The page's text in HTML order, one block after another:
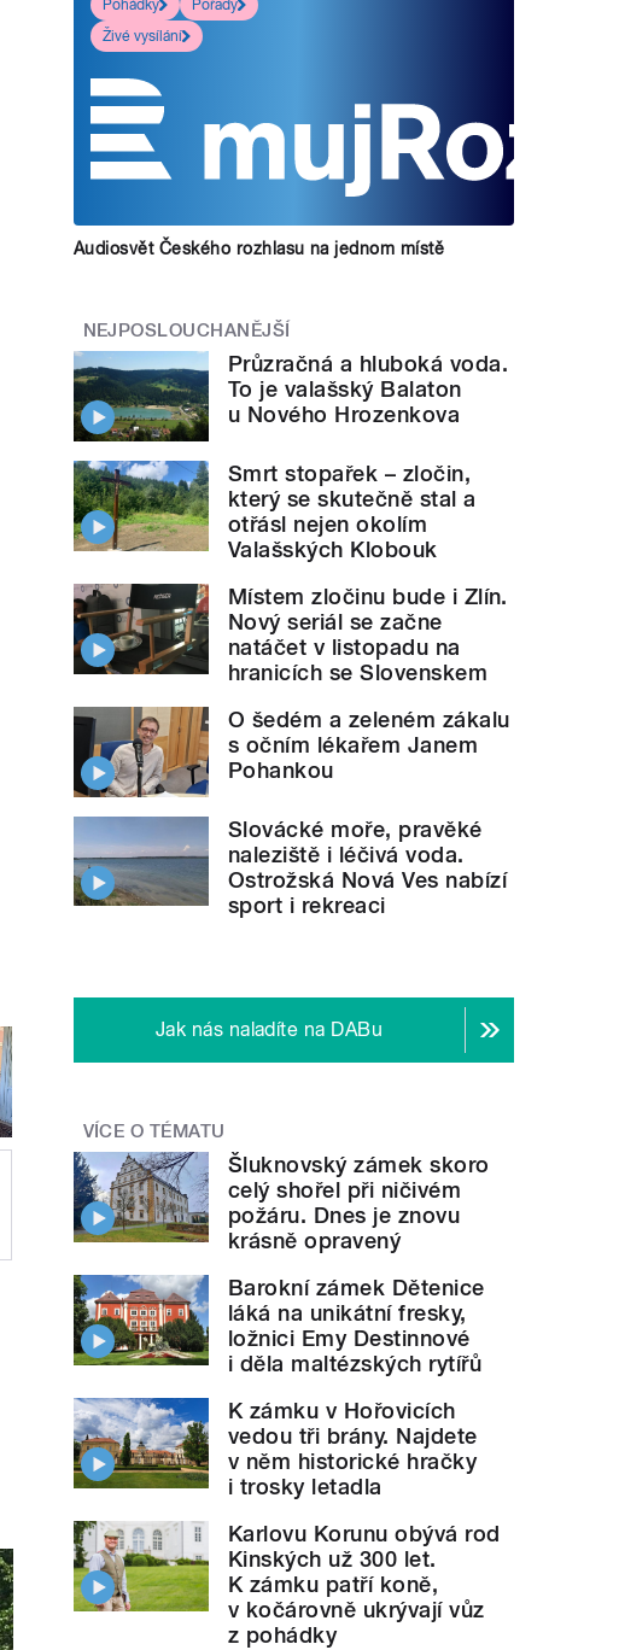
Pohádky
Pořady
Živé vysílání
Audiosvět Českého rozhlasu na jednom místě
NEJPOSLOUCHANĚJŠÍ
Průzračná a hluboká voda.
To je valašský Balaton
u Nového Hrozenkova
Smrt stopařek – zločin,
který se skutečně stal a
otřásl nejen okolím
Valašských Klobouk
Místem zločinu bude i Zlín.
Nový seriál se začne
natáčet v listopadu na
hranicích se Slovenskem
O šedém a zeleném zákalu
s očním lékařem Janem
Pohankou
Slovácké moře, pravěké
naleziště i léčivá voda.
Ostrožská Nová Ves nabízí
sport i rekreaci
Jak nás naladíte na DABu
VÍCE O TÉMATU
Šluknovský zámek skoro
celý shořel při ničivém
požáru. Dnes je znovu
krásně opravený
Barokní zámek Dětenice
láká na unikátní fresky,
ložnici Emy Destinnové
i děla maltézských rytířů
K zámku v Hořovicích
vedou tři brány. Najdete
v něm historické hračky
i trosky letadla
Karlovu Korunu obývá rod
Kinských už 300 let.
K zámku patří koně,
v kočárovně ukrývají vůz
z pohádky